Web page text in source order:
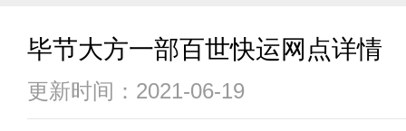
毕节大方一部百世快运网点详情
更新时间：2021-06-19